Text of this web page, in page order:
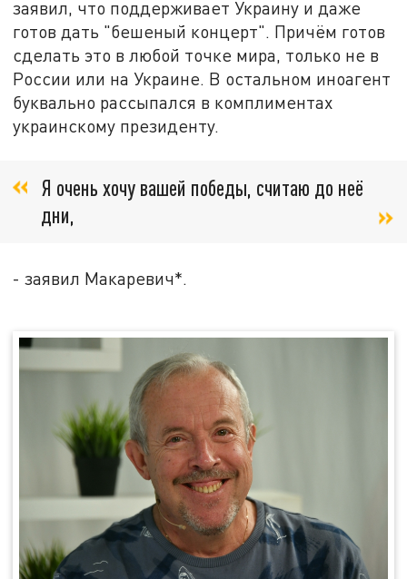
заявил, что поддерживает Украину и даже
готов дать "бешеный концерт". Причём готов
сделать это в любой точке мира, только не в
России или на Украине. В остальном иноагент
буквально рассыпался в комплиментах
украинскому президенту.
Я очень хочу вашей победы, считаю до неё
дни,
- заявил Макаревич*.